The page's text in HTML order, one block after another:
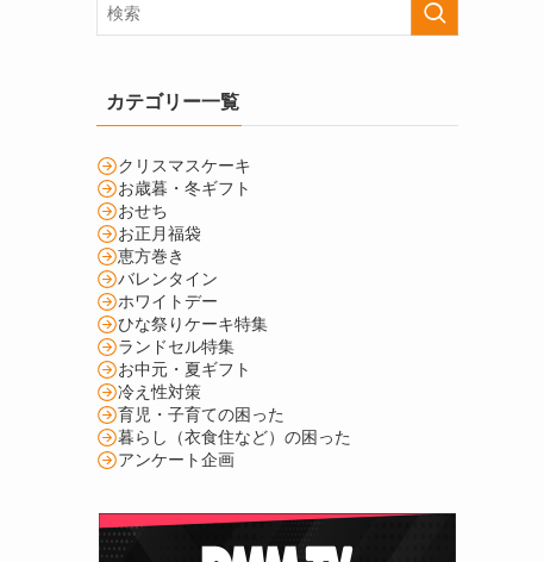
カテゴリー一覧
クリスマスケーキ
お歳暮・冬ギフト
おせち
お正月福袋
恵方巻き
バレンタイン
ホワイトデー
ひな祭りケーキ特集
ランドセル特集
お中元・夏ギフト
冷え性対策
育児・子育ての困った
暮らし（衣食住など）の困った
アンケート企画